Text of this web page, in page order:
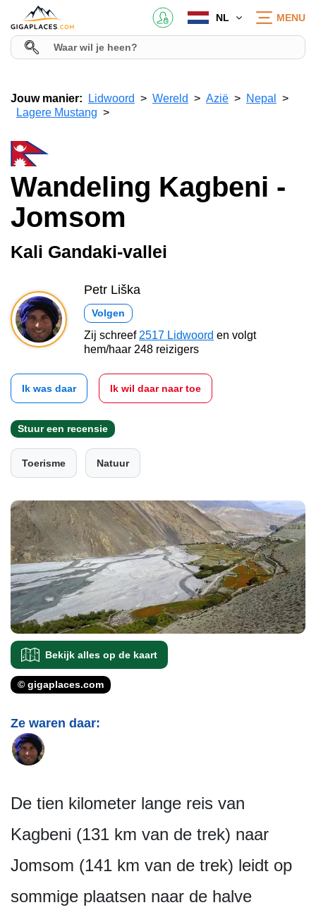
NL MENU
Jouw manier: Lidwoord Wereld Azië
Nepal
Lagere Mustang
Wandeling Kagbeni -
Jomsom
Kali Gandaki-vallei
Petr Liška
Volgen
Zij schreef 2517 Lidwoord en volgt
hem/haar 248 reizigers
Ik was daar Ik wil daar naar toe
Stuur een recensie
Toerisme Natuur
Bekijk alles op de kaart
© gigaplaces.com
Ze waren daar:
De tien kilometer lange reis van
Kagbeni (131 km van de trek) naar
Jomsom (141 km van de trek) leidt op
sommige plaatsen naar de halve